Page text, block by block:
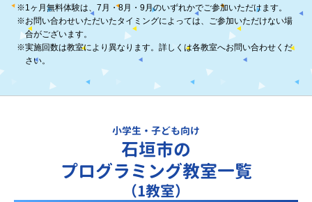
※1ヶ月無料体験は、7月・8月・9月のいずれかでご参加いただけます。
※お問い合わせいただいたタイミングによっては、ご参加いただけない場
合がございます。
※実施回数は教室により異なります。詳しくは各教室へお問い合わせくだ
さい。
小学生・子ども向け
石垣市の
プログラミング教室一覧
（1教室）